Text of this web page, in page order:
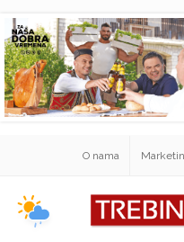
O nama